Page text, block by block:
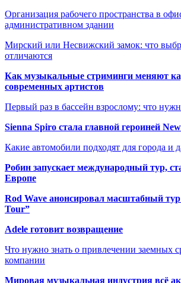
Организация рабочего пространства в
административном здании
Мирский или Несвижский замок: что
отличаются
Как музыкальные стриминги меняют
современных артистов
Первый раз в бассейн взрослому: что
Sienna Spiro стала главной героиней
Какие автомобили подходят для города и
Робин запускает международный тур,
Европе
Rod Wave анонсировал масштабный
Tour”
Adele готовит возвращение
Что нужно знать о привлечении заемных
компании
Мировая музыкальная индустрия всё